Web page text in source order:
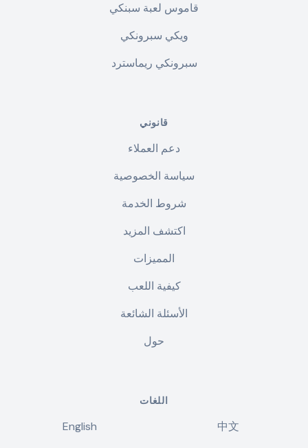
قاموس لعبة سبنكي
ويكي سبرونكي
سبرونكي ريماسترد
قانوني
دعم العملاء
سياسة الخصوصية
شروط الخدمة
اكتشف المزيد
المميزات
كيفية اللعب
الأسئلة الشائعة
حول
اللغات
English
中文